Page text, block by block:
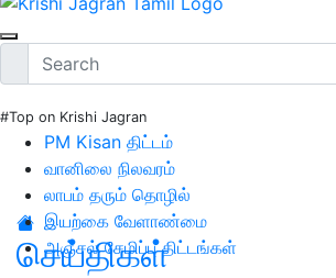
#Top on Krishi Jagran
PM Kisan திட்டம்
வானிலை நிலவரம்
லாபம் தரும் தொழில்
இயற்கை வேளாண்மை
அஞ்சல் சேமிப்பு திட்டங்கள்
செய்திகள்